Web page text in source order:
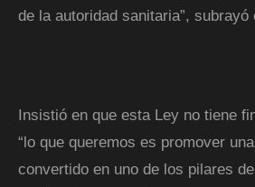
de la autoridad sanitaria”, subrayó
Insistió en que esta Ley no tiene
“lo que queremos es promover
convertido en uno de los pilares